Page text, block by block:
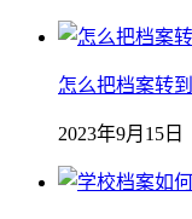
怎么把档案转
2023年9月15日